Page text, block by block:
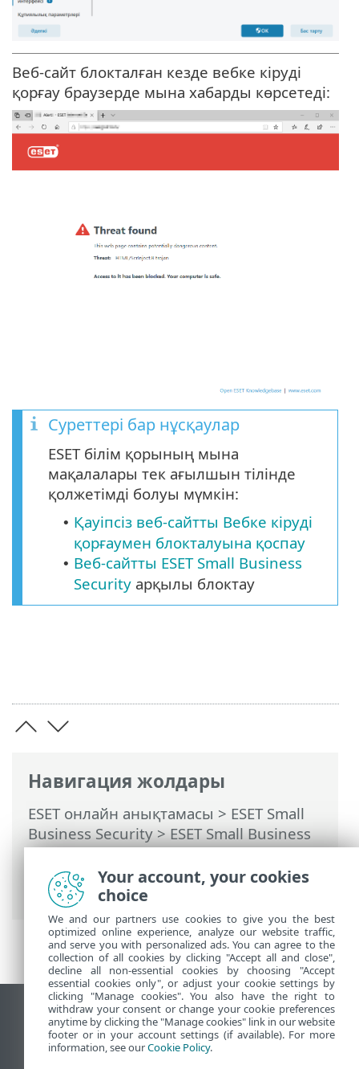
Навигация жолдары
ESET онлайн анықтамасы > ESET Small
Business Security>ESET Small Business
Security бағдарламасымен жұмыс істеу
Кеңейтілген орнату> Қорғаныстар>
Вебке кіруді қорғау
Веб-сайт блокталған кезде вебке кіруді
қорғау браузерде мына хабарды көрсетеді:
Суреттері бар нұсқаулар
ESET білім қорының мына
мақалалары тек ағылшын тілінде
қолжетімді болуы мүмкін:
• Қауіпсіз веб-сайтты Вебке кіруді
қорғаумен блокталуына қоспау
• Веб-сайтты ESET Small Business
Security арқылы блоктау
Жұмыс үстеліндегі сайтты қарау
End of Life
ESET білім қоры
Your account, your cookies
choice
We and our partners use cookies to give you the best
optimized online experience, analyze our website traffic,
and serve you with personalized ads. You can agree to the
collection of all cookies by clicking "Accept all and close",
decline all non-essential cookies by choosing "Accept
essential cookies only", or adjust your cookie settings by
clicking "Manage cookies". You also have the right to
withdraw your consent or change your cookie preferences
anytime by clicking the "Manage cookies" link in our website
footer or in your account settings (if available). For more
information, see ourCookie Policy.